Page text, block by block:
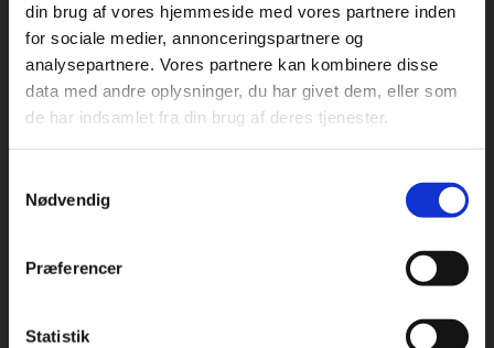
din brug af vores hjemmeside med vores partnere inden
for sociale medier, annonceringspartnere og
analysepartnere. Vores partnere kan kombinere disse
data med andre oplysninger, du har givet dem, eller som
de har indsamlet fra din brug af deres tjenester.
Nødvendig
Præferencer
Statistik
Praxis Forlag A/S
CVR 41280921
København
1120 København K
Kochsgade 31D
Rødekro
For privatkunder og
studerende. Du får
vist priser inkl.
For institutioner og
virksomheder. Du
får vist priser ekskl.